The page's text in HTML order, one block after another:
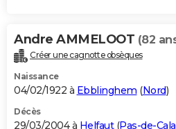
Andre AMMELOOT (82
Créer une cagnotte obsèques
Naissance
04/02/1922 à Ebblinghem (Nord)
Décès
29/03/2004 à Helfaut(Pas-de-